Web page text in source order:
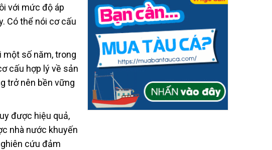
với mức độ áp
Có thể nói cơ cấu
một số năm, trong
cấu hợp lý về sản
trở nên bền vững
được hiệu quả,
nhà nước khuyến
cứu đảm